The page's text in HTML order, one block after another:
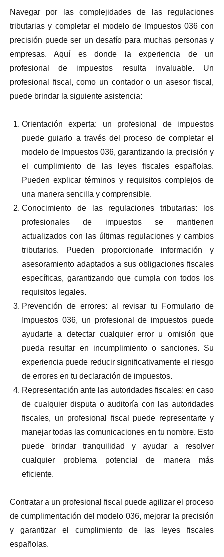
Navegar por las complejidades de las regulaciones
tributarias y completar el modelo de Impuestos 036 con
precisión puede ser un desafío para muchas personas y
empresas. Aquí es donde la experiencia de un
profesional de impuestos resulta invaluable. Un
profesional fiscal, como un contador o un asesor fiscal,
puede brindar la siguiente asistencia:
Orientación experta: un profesional de impuestos
puede guiarlo a través del proceso de completar el
modelo de Impuestos 036, garantizando la precisión y
el cumplimiento de las leyes fiscales españolas.
Pueden explicar términos y requisitos complejos de
una manera sencilla y comprensible.
Conocimiento de las regulaciones tributarias: los
profesionales de impuestos se mantienen
actualizados con las últimas regulaciones y cambios
tributarios. Pueden proporcionarle información y
asesoramiento adaptados a sus obligaciones fiscales
específicas, garantizando que cumpla con todos los
requisitos legales.
Prevención de errores: al revisar tu Formulario de
Impuestos 036, un profesional de impuestos puede
ayudarte a detectar cualquier error u omisión que
pueda resultar en incumplimiento o sanciones. Su
experiencia puede reducir significativamente el riesgo
de errores en tu declaración de impuestos.
Representación ante las autoridades fiscales: en caso
de cualquier disputa o auditoría con las autoridades
fiscales, un profesional fiscal puede representarte y
manejar todas las comunicaciones en tu nombre. Esto
puede brindar tranquilidad y ayudar a resolver
cualquier problema potencial de manera más
eficiente.
Contratar a un profesional fiscal puede agilizar el proceso
de cumplimentación del modelo 036, mejorar la precisión
y garantizar el cumplimiento de las leyes fiscales
españolas.